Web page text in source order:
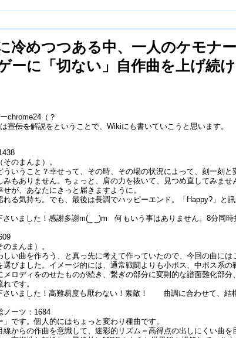
冷めつつある中、一人のケモ
ーに「切ない」自作曲を上げ続
chrome24（？
宣伝を解説をということで、Wikiにも書いていこうと思います。
のまんま）。
いうこと？幸せって、その時、その場の状況によって、刻一刻
もありません。ちょっと、肩の力を抜いて、見つめ直してみま
が、あなたにきっと届きますように。
る気持ち。でも、最後は長調でハッピーエンド。「Happy?」と
いました！感謝多謝m(_ _)m 何もいう事はありません。8分同
まんま）。
い曲を作ろう、と真っ先に考えて作っていたので、今回の曲に
びました。イメージ的には、通常戦闘よりも小ボス、中ボス系の
ロディをのせたものが続き、繋ぎの部分に変則的な譜面難化部
です。
さいました！高難易度も厭わない！素敵！ 曲調に合わせて、結
ーツ：1684
です。個人的にはちょっと変わり種曲です。
からの作曲を意識して、迷彩的リズム＝高得点の出しにくい曲